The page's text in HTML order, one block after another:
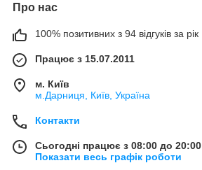
Про нас
100% позитивних з 94 відгуків за рік
Працює з 15.07.2011
м. Київ
м.Дарниця, Київ, Україна
Контакти
Сьогодні працює з 08:00 до 20:00
Показати весь графік роботи